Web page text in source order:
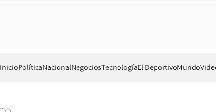
InicioPolíticaNacionalNegociosTecnologíaEl DeportivoMundo